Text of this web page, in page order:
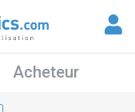
Acheteur